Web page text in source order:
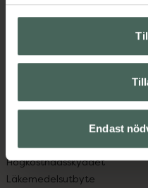
Endast
Handla tryggt
Leverans, betalning och retur
Sajtens tillgänglighet
Köpvillkor
Om recept och läkemedel
Fullmakter
Högkostnadsskyddet
Läkemedelsutbyte